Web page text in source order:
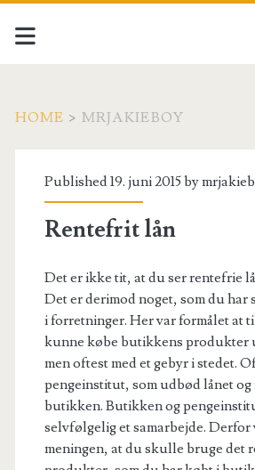
HOME > MRJAKIEBOY
Forfatter:
Published 19. juni 2015 by
Rentefrit lån
Det er ikke tit, at du ser rentefrie
Det er derimod noget, som du har
i forretninger. Her var formålet at
kunne købe butikkens produkter
men oftest med et gebyr i stedet.
pengeinstitut, som udbød lånet og
butikken. Butikken og
selvfølgelig et samarbejde. Derfor
meningen, at du skulle bruge det